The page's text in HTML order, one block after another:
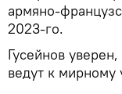
армяно-
2023-го.
Гусейнов
ведут к мирному